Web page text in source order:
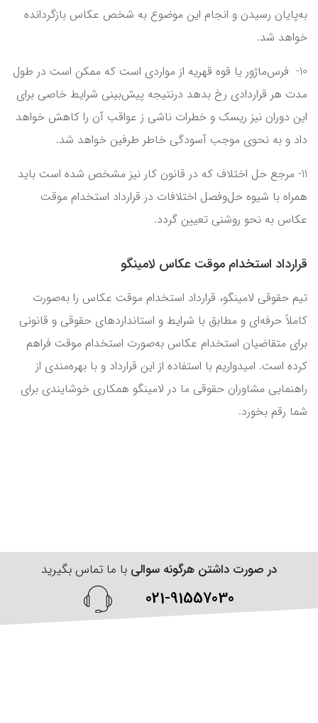
به‌پایان رسیدن و انجام این موضوع به شخص عکاس بازگردانده
خواهد شد.
10- فرس‌ماژور یا قوه قهریه از مواردی است که ممکن است در طول
مدت هر قراردادی رخ بدهد درنتیجه پیش‌بینی شرایط خاصی برای
این دوران نیز ریسک و خطرات ناشی ز عواقب آن را کاهش خواهد
داد و به نحوی موجب آسودگی خاطر طرفین خواهد شد.
11- مرجع حل اختلاف که در قانون کار نیز مشخص شده است باید
همراه با شیوه حل‌وفصل اختلافات در قرارداد استخدام موقت
عکاس به نحو روشنی تعیین گردد.
قرارداد استخدام موقت عکاس لامینگو
تیم حقوقی لامینگو، قرارداد استخدام موقت عکاس را به‌صورت
کاملاً حرفه‌ای و مطابق با شرایط و استانداردهای حقوقی و قانونی
برای متقاضیان استخدام عکاس به‌صورت استخدام موقت فراهم
کرده است. امیدواریم با استفاده از این قرارداد و با بهره‌مندی از
راهنمایی مشاوران حقوقی ما در لامینگو همکاری خوشایندی برای
شما رقم بخورد.
در صورت داشتن هرگونه سوالی با ما تماس بگیرید
021-91557030